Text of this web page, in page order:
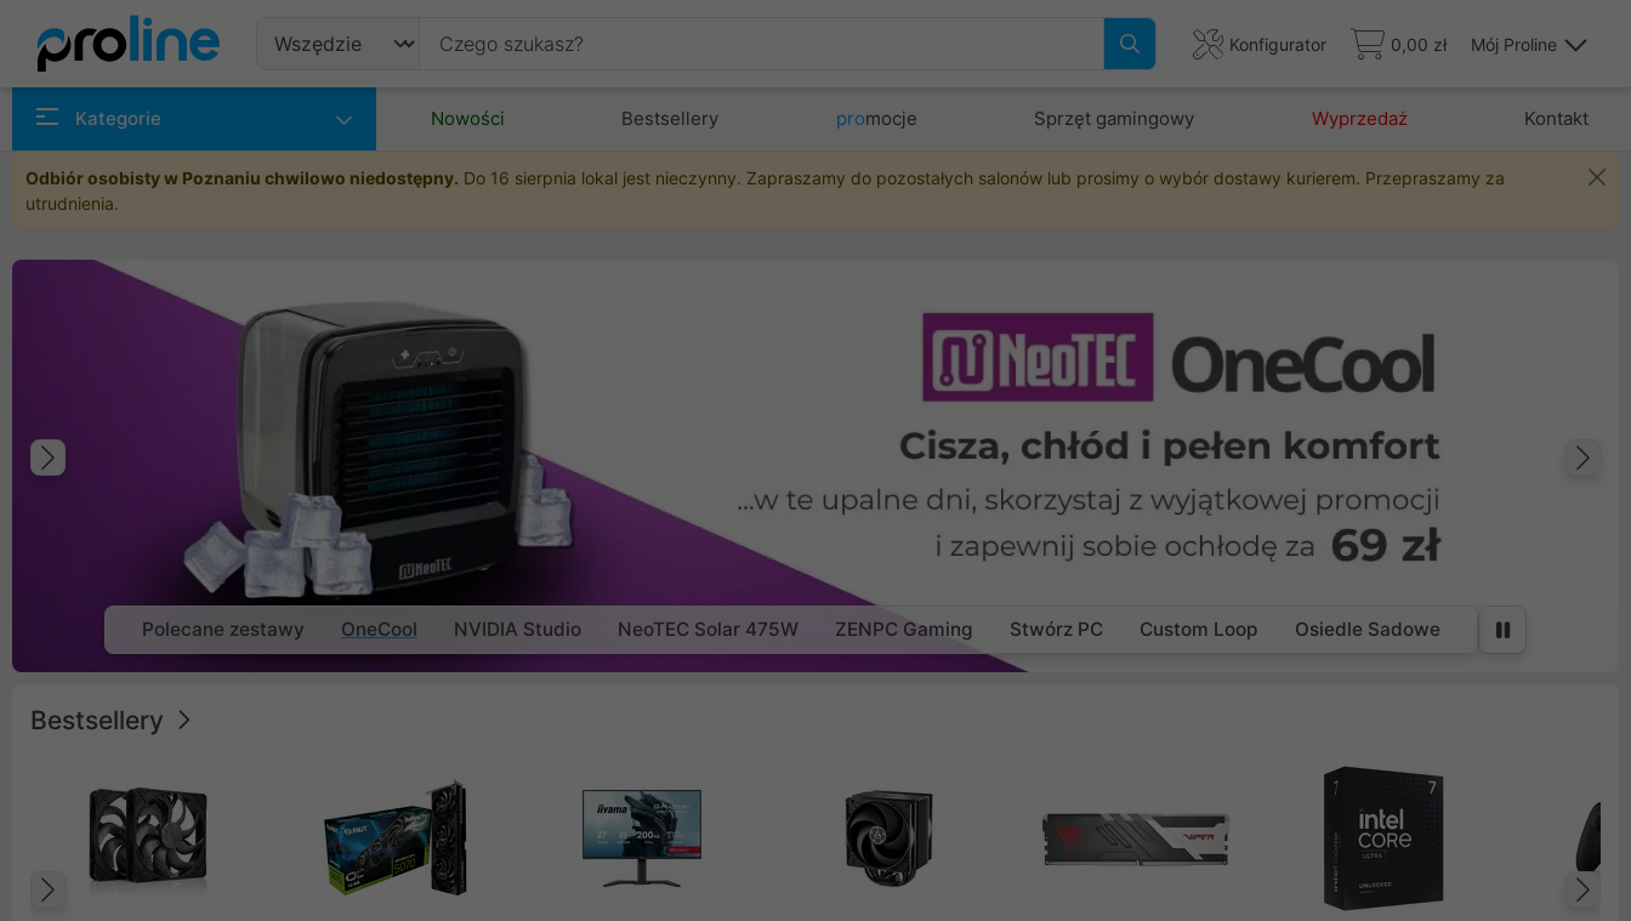
Konfigurator 0,00 zł Mój Proline
Kategorie Nowości Bestsellery promocje Sprzęt gamingowy Wyprzedaż Kontakt
Odbiór osobisty w Poznaniu chwilowo niedostępny. Do 16 sierpnia lokal jest nieczynny. Zapraszamy do pozostałych salonów lub prosimy o wybór dostawy kurierem. Przepraszamy za
utrudnienia.
Poprzedni
Polecane zestawy OneCool NVIDIA Studio NeoTEC Solar 475W ZENPC Gaming Stwórz PC Custom Loop Osiedle Sadowe
Bestsellery